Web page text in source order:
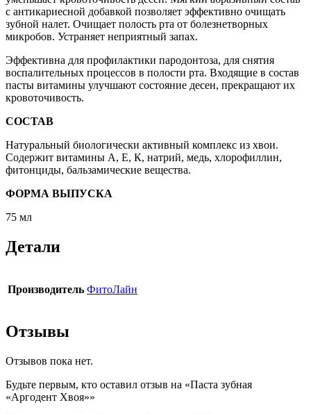
с антикариесной добавкой позволяет эффективно очищать
зубной налет. Очищает полость рта от болезнетворных
микробов. Устраняет неприятный запах.
Эффективна для профилактики пародонтоза, для снятия
воспалительных процессов в полости рта. Входящие в состав
пасты витамины улучшают состояние десен, прекращают их
кровоточивость.
СОСТАВ
Натуральный биологически активный комплекс из хвои.
Содержит витамины А, Е, К, натрий, медь, хлорофиллин,
фитонциды, бальзамические вещества.
ФОРМА ВЫПУСКА
75 мл
Детали
Производитель ФитоЛайн
Отзывы
Отзывов пока нет.
Будьте первым, кто оставил отзыв на «Паста зубная
«Аргодент Хвоя»»